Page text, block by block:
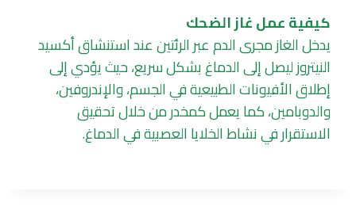
كيفية عمل غاز الضحك
يدخل الغاز مجرى الدم عبر الرئتين عند استنشاق أكسيد
النيتروز ليصل إلى الدماغ بشكل سريع، حيث يؤدي إلى
إطلاق الأفيونات الطبيعية في الجسم، والإندروفين،
والدوبامين، كما يعمل كمخدر من خلال تحقيق
الاستقرار في نشاط الخلايا العصبية في الدماغ.